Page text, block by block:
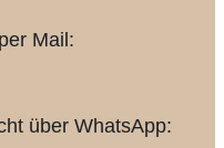
Mail:
über WhatsApp: